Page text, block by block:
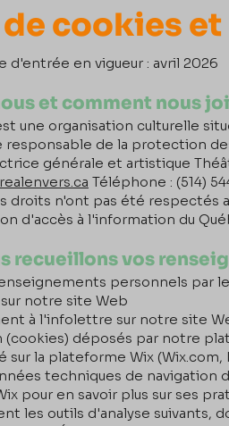
de cookies et
d'entrée en vigueur : avril 2026
et comment nous
une organisation culturelle
de la protection
générale et artistique
Téléphone : (514)
droits n'ont pas été respectés
d'accès à l'information du
recueillons vos
personnels par
notre site Web
à l'infolettre sur notre site
(cookies) déposés par notre
la plateforme Wix
techniques de navigation
pour en savoir plus sur ses
les outils d'analyse suivants,